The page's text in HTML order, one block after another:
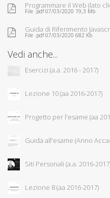
Programmare il Web (lato
File .pdf 07/03/2020 19,3 Mb
Guida di Riferimento
File .pdf 07/03/2020 682 Kb
Vedi anche...
Esercizi (a.a. 2016 - 2017)
Lezione 10 (aa 2016-2017)
Progetto per l'esame (aa
Guida all'esame (Anno
Siti Personali (a.a. 2016-
Lezione 8 (aa 2016-2017)